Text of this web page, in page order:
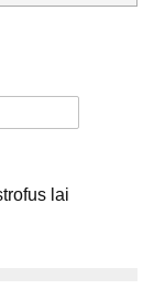
lai